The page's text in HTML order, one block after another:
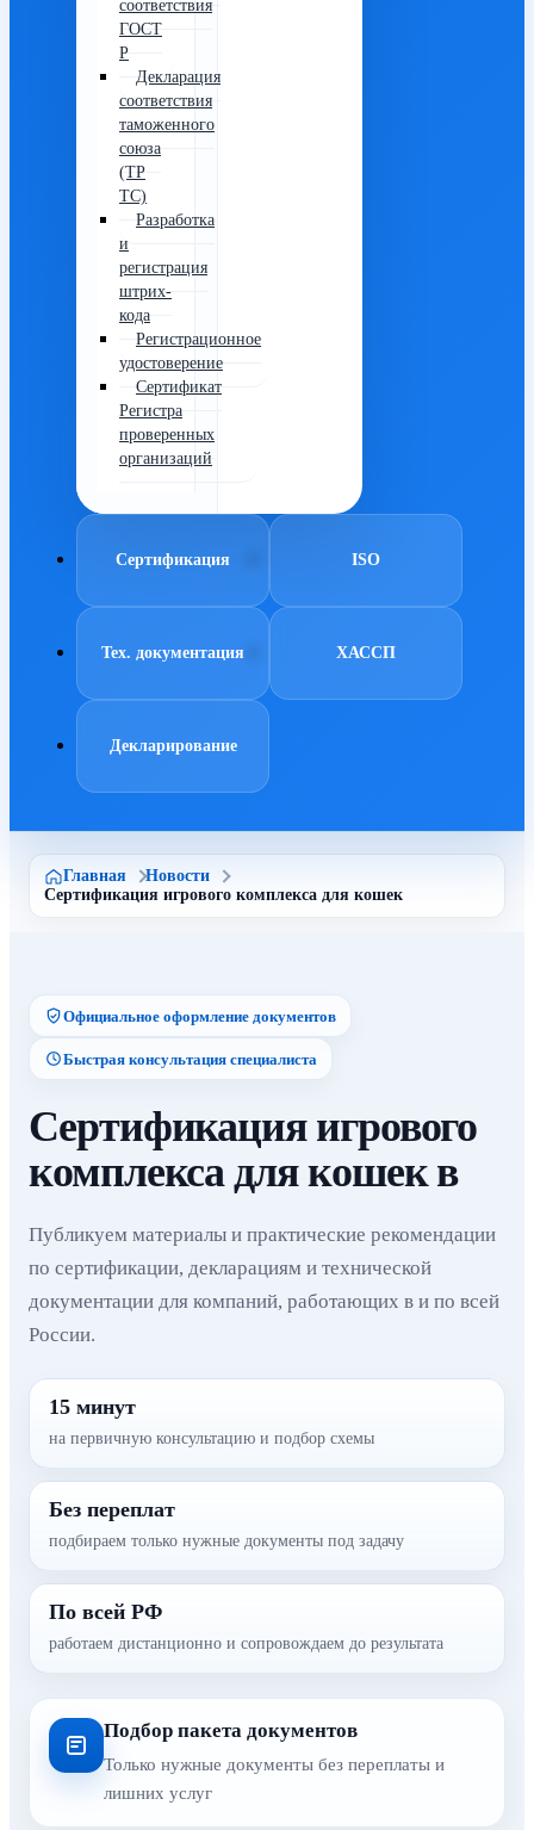
соответствия
ГОСТ
Р
Декларация
соответствия
таможенного
союза
(ТР
ТС)
Разработка
и
регистрация
штрих-
кода
Регистрационное
удостоверение
Сертификат
Регистра
проверенных
организаций
Сертификация ISO
Тех. документация ХАССП
Декларирование
Главная
Новости
Сертификация игрового комплекса для кошек
Официальное оформление документов
Быстрая консультация специалиста
Сертификация игрового
комплекса для кошек в
Публикуем материалы и практические рекомендации
по сертификации, декларациям и технической
документации для компаний, работающих в и по всей
России.
15 минут
на первичную консультацию и подбор схемы
Без переплат
подбираем только нужные документы под задачу
По всей РФ
работаем дистанционно и сопровождаем до результата
Подбор пакета документов
Только нужные документы без переплаты и
лишних услуг